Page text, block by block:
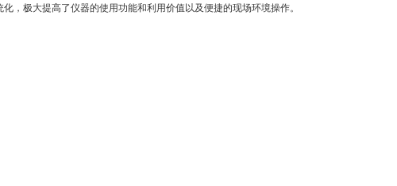
化，极大提高了仪器的使用功能和利用价值以及便捷的现场环境操作。